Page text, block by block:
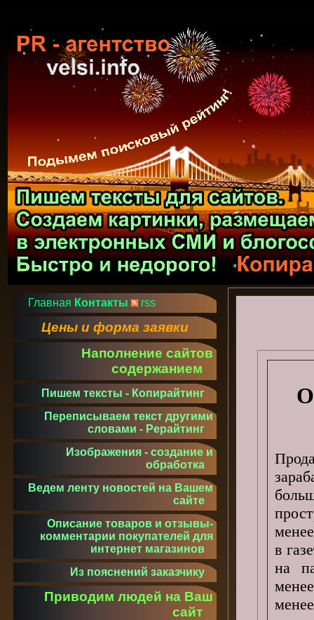
в
на
Главная Контакты rss
Цены и форма заявки
Наполнение сайтов
содержанием
Пишем тексты - Копирайтинг
Переписываем текст другими
словами - Рерайтинг
Изображения - создание и
обработка
Ведем ленту новостей на Вашем
сайте
Описание товаров и отзывы-
комментарии покупателей для
интернет магазинов
Из пояснений заказчику
Приводим людей на Ваш
сайт